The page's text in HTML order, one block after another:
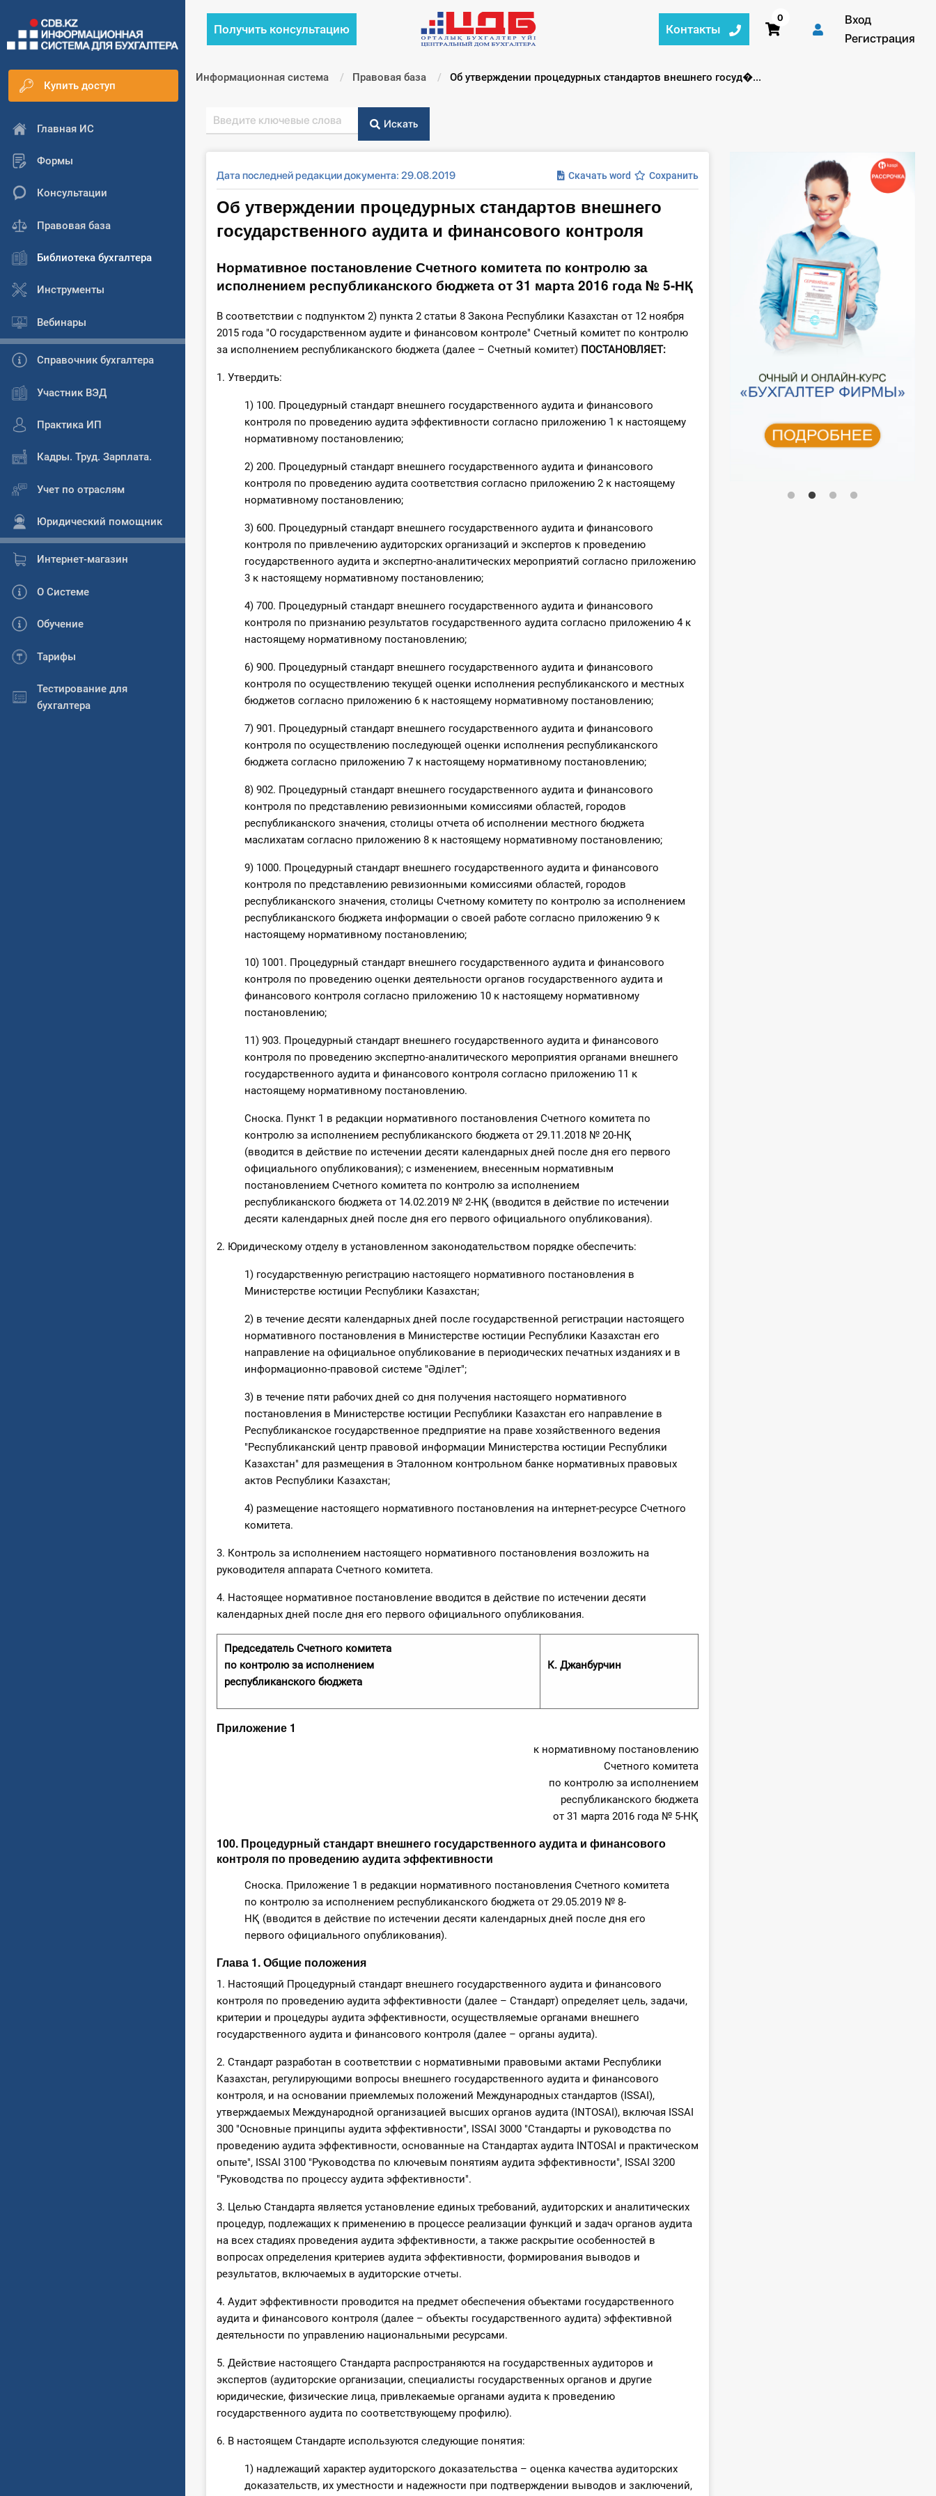
Купить доступ
Главная ИС
Формы
Консультации
Правовая база
Библиотека бухгалтера
Инструменты
Вебинары
Справочник бухгалтера
Участник ВЭД
Практика ИП
Кадры. Труд. Зарплата.
Учет по отраслям
Юридический помощник
Интернет-магазин
О Системе
Обучение
Тарифы
Тестирование для
бухгалтера
Получить консультацию Контакты
0
Вход
Регистрация
Информационная система Правовая база Текущий:
Об утверждении процедурных стандартов внешнего госуд�...
Искать
Дата последней редакции документа: 29.08.2019 Скачать word Сохранить
Об утверждении процедурных стандартов внешнего
государственного аудита и финансового контроля
Нормативное постановление Счетного комитета по контролю за
исполнением республиканского бюджета от 31 марта 2016 года № 5-НҚ
В соответствии с подпунктом 2) пункта 2 статьи 8 Закона Республики Казахстан от 12 ноября
2015 года "О государственном аудите и финансовом контроле" Счетный комитет по контролю
за исполнением республиканского бюджета (далее – Счетный комитет) ПОСТАНОВЛЯЕТ:
1. Утвердить:
1) 100. Процедурный стандарт внешнего государственного аудита и финансового
контроля по проведению аудита эффективности согласно приложению 1 к настоящему
нормативному постановлению;
2) 200. Процедурный стандарт внешнего государственного аудита и финансового
контроля по проведению аудита соответствия согласно приложению 2 к настоящему
нормативному постановлению;
3) 600. Процедурный стандарт внешнего государственного аудита и финансового
контроля по привлечению аудиторских организаций и экспертов к проведению
государственного аудита и экспертно-аналитических мероприятий согласно приложению
3 к настоящему нормативному постановлению;
4) 700. Процедурный стандарт внешнего государственного аудита и финансового
контроля по признанию результатов государственного аудита согласно приложению 4 к
настоящему нормативному постановлению;
6) 900. Процедурный стандарт внешнего государственного аудита и финансового
контроля по осуществлению текущей оценки исполнения республиканского и местных
бюджетов согласно приложению 6 к настоящему нормативному постановлению;
7) 901. Процедурный стандарт внешнего государственного аудита и финансового
контроля по осуществлению последующей оценки исполнения республиканского
бюджета согласно приложению 7 к настоящему нормативному постановлению;
8) 902. Процедурный стандарт внешнего государственного аудита и финансового
контроля по представлению ревизионными комиссиями областей, городов
республиканского значения, столицы отчета об исполнении местного бюджета
маслихатам согласно приложению 8 к настоящему нормативному постановлению;
9) 1000. Процедурный стандарт внешнего государственного аудита и финансового
контроля по представлению ревизионными комиссиями областей, городов
республиканского значения, столицы Счетному комитету по контролю за исполнением
республиканского бюджета информации о своей работе согласно приложению 9 к
настоящему нормативному постановлению;
10) 1001. Процедурный стандарт внешнего государственного аудита и финансового
контроля по проведению оценки деятельности органов государственного аудита и
финансового контроля согласно приложению 10 к настоящему нормативному
постановлению;
11) 903. Процедурный стандарт внешнего государственного аудита и финансового
контроля по проведению экспертно-аналитического мероприятия органами внешнего
государственного аудита и финансового контроля согласно приложению 11 к
настоящему нормативному постановлению.
Сноска. Пункт 1 в редакции нормативного постановления Счетного комитета по
контролю за исполнением республиканского бюджета от 29.11.2018 № 20-НҚ
(вводится в действие по истечении десяти календарных дней после дня его первого
официального опубликования); с изменением, внесенным нормативным
постановлением Счетного комитета по контролю за исполнением
республиканского бюджета от 14.02.2019 № 2-НҚ (вводится в действие по истечении
десяти календарных дней после дня его первого официального опубликования).
2. Юридическому отделу в установленном законодательством порядке обеспечить:
1) государственную регистрацию настоящего нормативного постановления в
Министерстве юстиции Республики Казахстан;
2) в течение десяти календарных дней после государственной регистрации настоящего
нормативного постановления в Министерстве юстиции Республики Казахстан его
направление на официальное опубликование в периодических печатных изданиях и в
информационно-правовой системе "Әділет";
3) в течение пяти рабочих дней со дня получения настоящего нормативного
постановления в Министерстве юстиции Республики Казахстан его направление в
Республиканское государственное предприятие на праве хозяйственного ведения
"Республиканский центр правовой информации Министерства юстиции Республики
Казахстан" для размещения в Эталонном контрольном банке нормативных правовых
актов Республики Казахстан;
4) размещение настоящего нормативного постановления на интернет-ресурсе Счетного
комитета.
3. Контроль за исполнением настоящего нормативного постановления возложить на
руководителя аппарата Счетного комитета.
4. Настоящее нормативное постановление вводится в действие по истечении десяти
календарных дней после дня его первого официального опубликования.
Председатель Счетного комитета
по контролю за исполнением
республиканского бюджета
К. Джанбурчин
Приложение 1
к нормативному постановлению
Счетного комитета
по контролю за исполнением
республиканского бюджета
от 31 марта 2016 года № 5-НҚ
100. Процедурный стандарт внешнего государственного аудита и финансового
контроля по проведению аудита эффективности
Сноска. Приложение 1 в редакции нормативного постановления Счетного комитета
по контролю за исполнением республиканского бюджета от 29.05.2019 № 8-
НҚ (вводится в действие по истечении десяти календарных дней после дня его
первого официального опубликования).
Глава 1. Общие положения
1. Настоящий Процедурный стандарт внешнего государственного аудита и финансового
контроля по проведению аудита эффективности (далее – Стандарт) определяет цель, задачи,
критерии и процедуры аудита эффективности, осуществляемые органами внешнего
государственного аудита и финансового контроля (далее – органы аудита).
2. Стандарт разработан в соответствии с нормативными правовыми актами Республики
Казахстан, регулирующими вопросы внешнего государственного аудита и финансового
контроля, и на основании приемлемых положений Международных стандартов (ISSAI),
утверждаемых Международной организацией высших органов аудита (INTOSAI), включая ISSAI
300 "Основные принципы аудита эффективности", ISSAI 3000 "Стандарты и руководства по
проведению аудита эффективности, основанные на Стандартах аудита INTOSAI и практическом
опыте", ISSAI 3100 "Руководства по ключевым понятиям аудита эффективности", ISSAI 3200
"Руководства по процессу аудита эффективности".
3. Целью Стандарта является установление единых требований, аудиторских и аналитических
процедур, подлежащих к применению в процессе реализации функций и задач органов аудита
на всех стадиях проведения аудита эффективности, а также раскрытие особенностей в
вопросах определения критериев аудита эффективности, формирования выводов и
результатов, включаемых в аудиторские отчеты.
4. Аудит эффективности проводится на предмет обеспечения объектами государственного
аудита и финансового контроля (далее – объекты государственного аудита) эффективной
деятельности по управлению национальными ресурсами.
5. Действие настоящего Стандарта распространяются на государственных аудиторов и
экспертов (аудиторские организации, специалисты государственных органов и другие
юридические, физические лица, привлекаемые органами аудита к проведению
государственного аудита по соответствующему профилю).
6. В настоящем Стандарте используются следующие понятия:
1) надлежащий характер аудиторского доказательства – оценка качества аудиторских
доказательств, их уместности и надежности при подтверждении выводов и заключений,